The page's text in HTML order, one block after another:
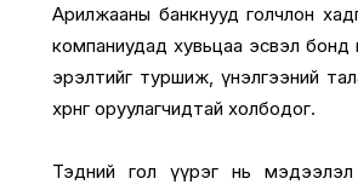
Арилжааны банкнууд голчлон
компаниудад хувьцаа эсвэл бонд
эрэлтийг туршиж, үнэлгээний
хөрөнгө оруулагчидтай холбодог.
Тэдний гол үүрэг нь мэдээлэл